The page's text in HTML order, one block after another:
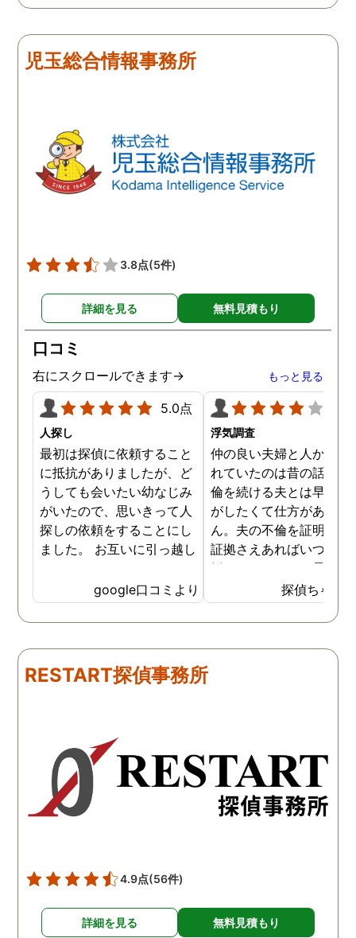
児玉総合情報事務所
3.8点(5件)
詳細を見る 無料見積もり
口コミ
右にスクロールできます→ もっと見る
5.0点
人探し
最初は探偵に依頼すること
に抵抗がありましたが、ど
うしても会いたい幼なじみ
がいたので、思いきって人
探しの依頼をすることにし
ました。 お互いに引っ越し
いる情報も少なかったの
で、難しいかなと思ってい
たのですが、見事に探して
ました。うれしくてお互い
に涙の再会でした。 対応し
玉総合情報事務所さんに依
頼させていただき本当に良
かったです。
google口コミより
浮気調査
仲の良い夫婦と人から言
れていたのは昔の話で、
倫を続ける夫とは早く離
がしたくて仕方がありま
ん。夫の不倫を証明でき
証拠さえあればいつでも
婚ができるのにと愚痴を
ぼしていると、姉が探偵
不倫の証拠集めを依頼し
くれました。探偵事務所
にも関わらず、相談員の
明な点が全くないほどし
かりと説明をしてくれま
た。調査では夫が不倫相
の自宅に頻繁に訪れる様
務所に関しても調べてく
ていて、周りの人たちの
探偵ちゃん
RESTART探偵事務所
4.9点(56件)
詳細を見る 無料見積もり